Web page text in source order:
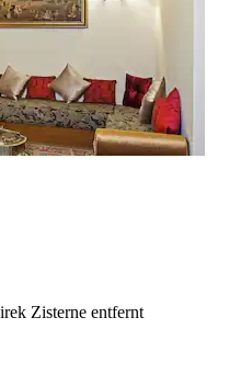
Zisterne entfernt